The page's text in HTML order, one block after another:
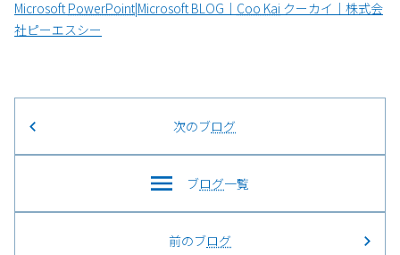
Microsoft PowerPoint|Microsoft BLOG｜ Coo Kai クーカイ｜株式会
社ピーエスシー
次のブログ
ブログ一覧
前のブログ